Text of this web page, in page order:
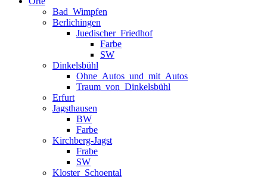
Bad_Wimpfen
Berlichingen
Juedischer_Friedhof
Farbe
SW
Dinkelsbühl
Ohne_Autos_und_mit_Autos
Traum_von_Dinkelsbühl
Erfurt
Jagsthausen
BW
Farbe
Kirchberg-Jagst
Frabe
SW
Kloster_Schoental